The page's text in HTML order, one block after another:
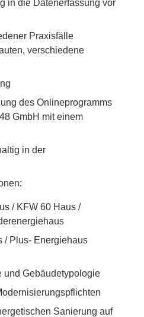
in die Datenerfassung vor
Praxisfälle
verschiedene
des Onlineprogramms
GmbH mit einem
in der
/ KFW 60 Haus /
/ Plus- Energiehaus
und Gebäudetypologie
Sanierung auf